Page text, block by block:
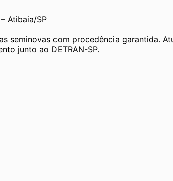
Atibaia/SP
seminovas com procedência garantida.
junto ao DETRAN-SP.